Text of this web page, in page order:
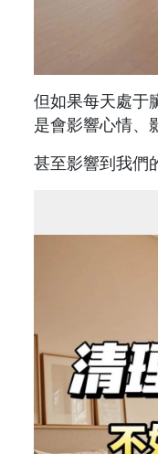
但如果每天處于
是會影響心情、
甚至影響到我們